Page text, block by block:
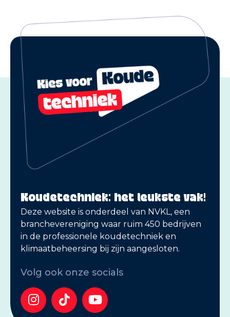
Koudetechniek: het leukste vak!
Deze website is onderdeel van NVKL, een
branchevereniging waar ruim 450 bedrijven
in de professionele koudetechniek en
klimaatbeheersing bij zijn aangesloten.
Volg ook onze socials